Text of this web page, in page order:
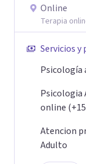
Online
Terapia
Servicios y
Psicología
Psicologia
online
Atencion
Adulto